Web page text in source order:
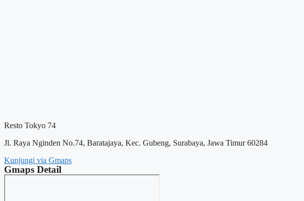
Resto Tokyo 74
Jl. Raya Nginden No.74, Baratajaya, Kec. Gubeng, Surabaya, Jawa Timur 60284
Kunjungi via Gmaps
Gmaps Detail